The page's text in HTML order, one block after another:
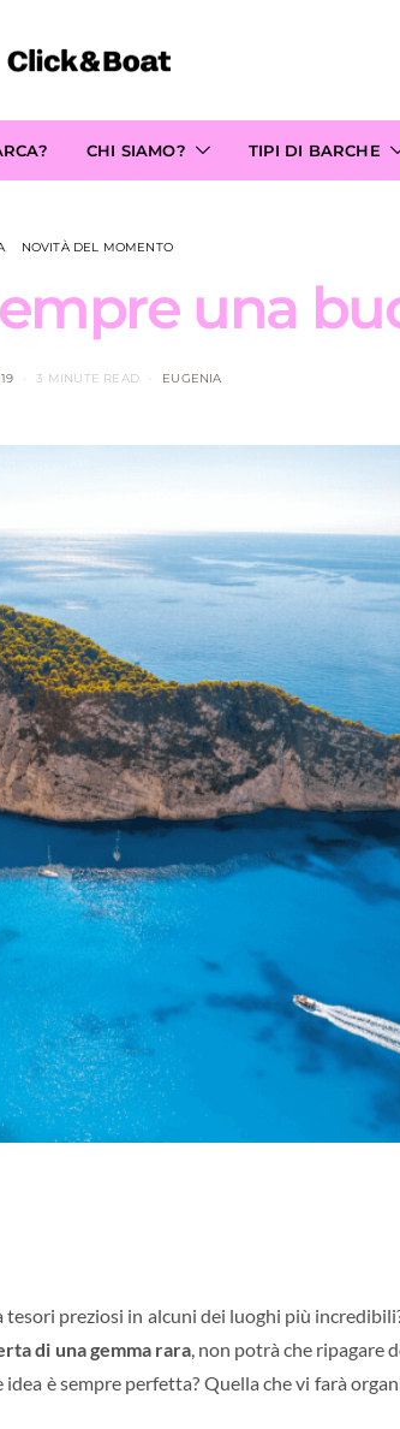
CHI SIAMO? TIPI DI BARCHE
NOVITÀ DEL MOMENTO
una
3 MINUTE READ EUGENIA
tesori preziosi in alcuni dei luoghi più
di una gemma rara, non potrà che ripagare
è sempre perfetta? Quella che vi farà